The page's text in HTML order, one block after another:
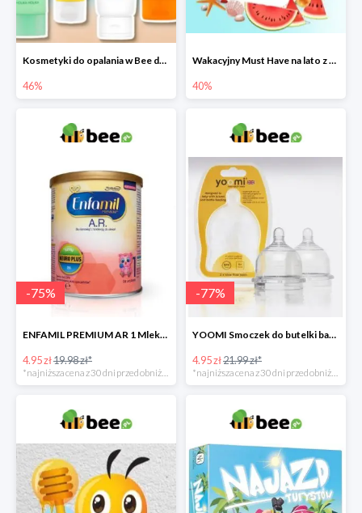
Kosmetyki do opalania w Bee do -46%
46%
Wakacyjny Must Have na lato z maluszkiem w Bee do -40%
40%
-75%
ENFAMIL PREMIUM AR 1 Mleko początkowe dla niemowląt -75%
4.95 zł19.98 zł*
*najniższa cena z 30 dni przed obniżką
-77%
YOOMI Smoczek do butelki bardzo wolny przepływ 0 m+ 2 szt. -77%
4.95 zł21.99 zł*
*najniższa cena z 30 dni przed obniżką